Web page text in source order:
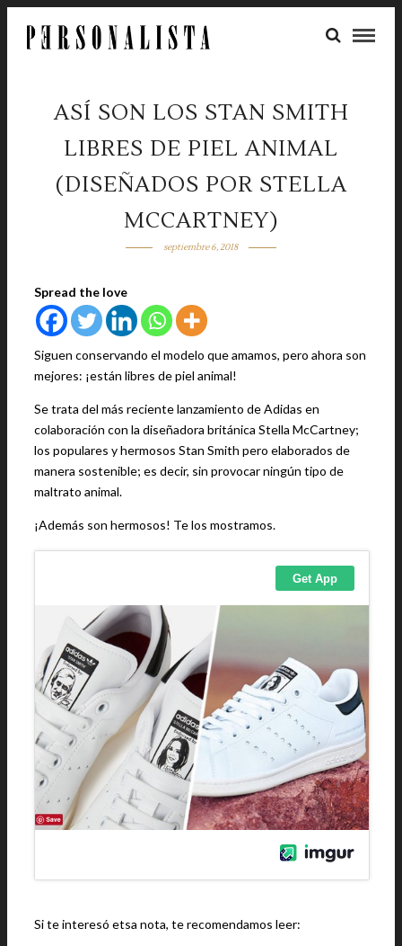
ASÍ SON LOS STAN SMITH
LIBRES DE PIEL ANIMAL
(DISEÑADOS POR STELLA
MCCARTNEY)
septiembre 6, 2018
Spread the love
Siguen conservando el modelo que amamos, pero ahora son
mejores: ¡están libres de piel animal!
Se trata del más reciente lanzamiento de Adidas en
colaboración con la diseñadora británica Stella McCartney;
los populares y hermosos Stan Smith pero elaborados de
manera sostenible; es decir, sin provocar ningún tipo de
maltrato animal.
¡Además son hermosos! Te los mostramos.
Si te interesó etsa nota, te recomendamos leer: